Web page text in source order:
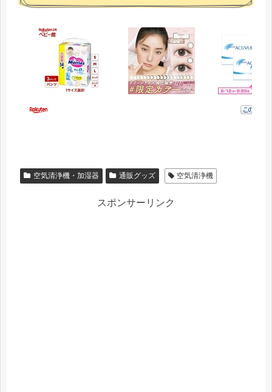
空気清浄機・加湿器 通販グッズ 空気清浄機
スポンサーリンク